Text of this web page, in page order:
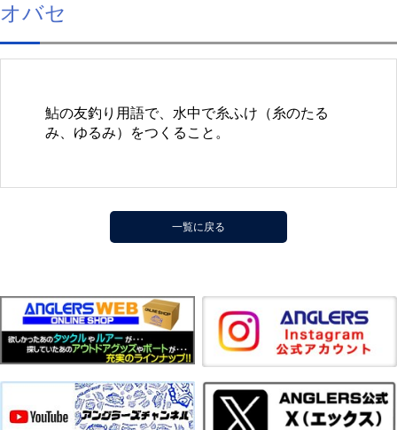
オバセ
鮎の友釣り用語で、水中で糸ふけ（糸のたる
み、ゆるみ）をつくること。
一覧に戻る